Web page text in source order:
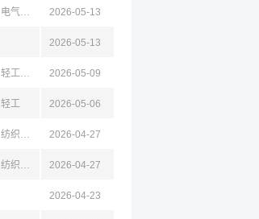
电气 化工 轻工
2026-05-13
2026-05-13
轻工 化学 2026-05-09
轻工 2026-05-06
纺织 轻工 历史
2026-04-27
纺织 轻工 经贸 历史
2026-04-27
2026-04-23